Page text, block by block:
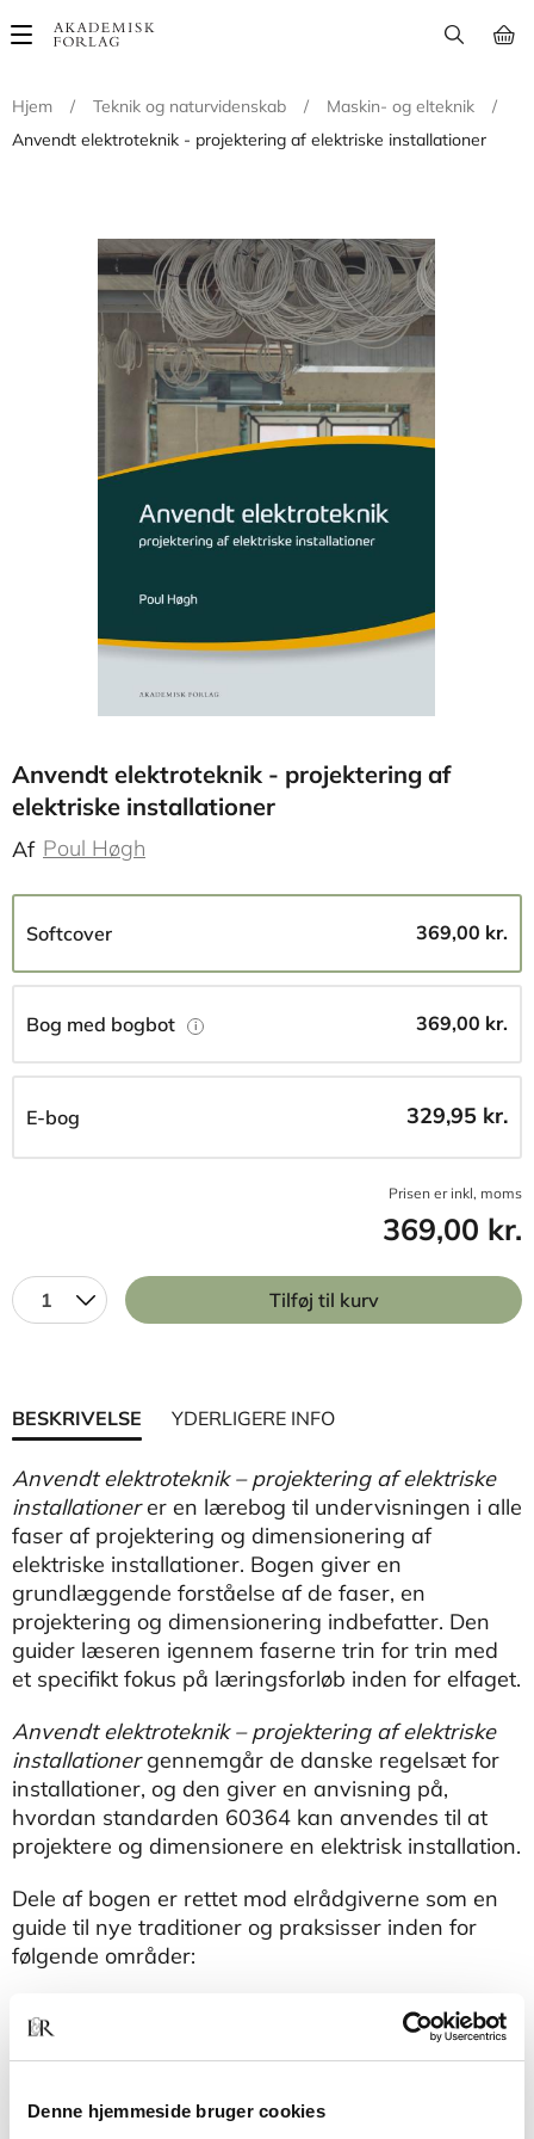
Denne hjemmeside bruger cookies
Main
Hjem
/ Teknik og naturvidenskab / Maskin- og elteknik
/
Anvendt elektroteknik - projektering af elektriske installationer
Anvendt elektroteknik - projektering af
elektriske installationer
Af Poul Høgh
Softcover 369,00 kr.
Bog med bogbot 369,00 kr.
E-bog 329,95 kr.
Prisen er inkl, moms
369,00 kr.
1 Tilføj til kurv
BESKRIVELSE YDERLIGERE INFO
Anvendt elektroteknik – projektering af elektriske
installationerer en lærebog til undervisningen i alle
faser af projektering og dimensionering af
elektriske installationer. Bogen giver en
grundlæggende forståelse af de faser, en
projektering og dimensionering indbefatter. Den
guider læseren igennem faserne trin for trin med
et specifikt fokus på læringsforløb inden for elfaget.
Anvendt elektroteknik – projektering af elektriske
installationergennemgår de danske regelsæt for
installationer, og den giver en anvisning på,
hvordan standarden 60364 kan anvendes til at
projektere og dimensionere en elektrisk installation.
Dele af bogen er rettet mod elrådgiverne som en
guide til nye traditioner og praksisser inden for
følgende områder:
• Anlæg med og uden spænding efter standarden
EN50110-1
af målte strømme til projektive strømme